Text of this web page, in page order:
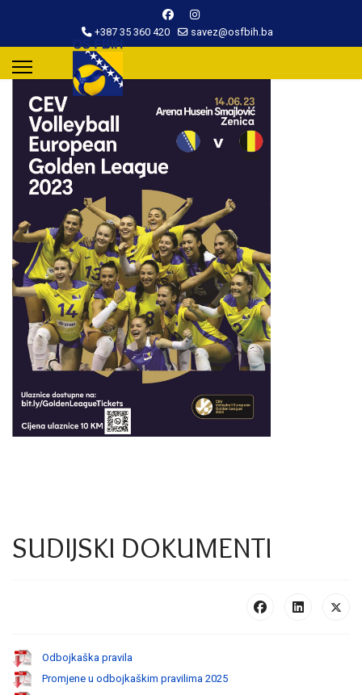
+387 35 360 420 savez@osfbih.ba
SUDIJSKI DOKUMENTI
Odbojkaška pravila
Promjene u odbojkaškim pravilima 2025